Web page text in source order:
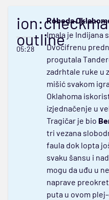
outline
05:28
Pobeda
Imala je Indijana
Dvocifrenu
progutala
zadrhtale ruke u
mišić svakom
Oklahoma
izjednačenje u
Tragičar je bio
tri vezana
faula dok lopta
svaku šansu i
mogu da uđu u
naprave
puta u ovom